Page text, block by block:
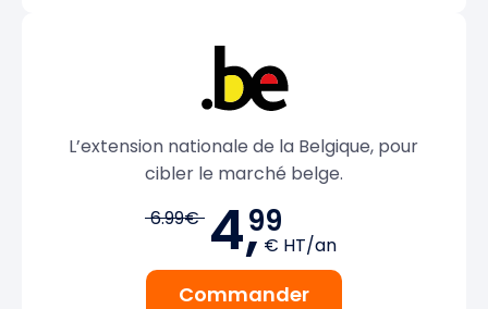
L’extension nationale de la Belgique, pour
cibler le marché belge.
6.99€ 4,99
€ HT/an
Commander